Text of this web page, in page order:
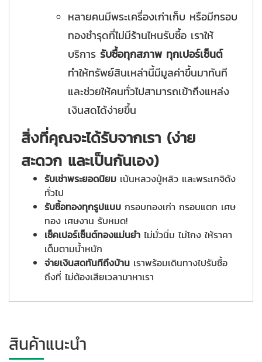
หลายคนมีพระเครื่องเก่าเก็บ หรือมีกรอบ
ทองชำรุดที่ไม่มีร้านไหนรับซื้อ เราให้
บริการ รับซื้อทุกสภาพ ทุกเปอร์เซ็นต์
ทำให้ทรัพย์สินเหล่านี้มีมูลค่าขึ้นมาทันที
และช่วยให้คนทั่วไปสามารถเข้าถึงแหล่ง
เงินสดได้ง่ายขึ้น
สิ่งที่คุณจะได้รับจากเรา (ง่าย
สะดวก และเป็นกันเอง)
รับเช่าพระยอดนิยม เน้นหลวงปู่หลิว และพระเกจิดัง
ทั่วไป
รับซื้อทองทุกรูปแบบ กรอบทองเก่า กรอบแตก เศษ
ทอง เศษงาน รับหมด!
เช็คเปอร์เซ็นต์ทองแม่นยำ ไม่มั่วนิ่ม ไม่โกง ให้ราคา
เต็มตามน้ำหนัก
จ่ายเงินสดทันทีถึงบ้าน เราพร้อมเดินทางไปรับซื้อ
ถึงที่ ไม่ต้องเสียเวลามาหาเรา
สินค้าแนะนำ